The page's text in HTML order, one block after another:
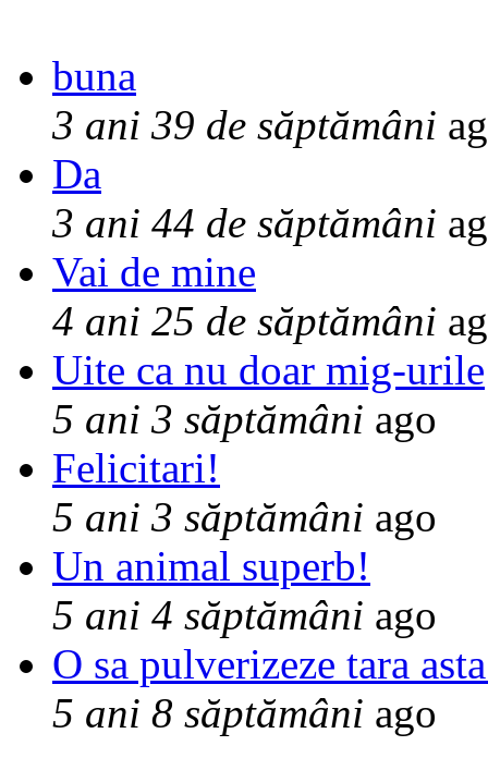
buna
3 ani 39 de săptămâni
Da
3 ani 44 de săptămâni
Vai de mine
4 ani 25 de săptămâni
Uite ca nu doar mig-urile
5 ani 3 săptămâni ago
Felicitari!
5 ani 3 săptămâni ago
Un animal superb!
5 ani 4 săptămâni ago
O sa pulverizeze tara
5 ani 8 săptămâni ago